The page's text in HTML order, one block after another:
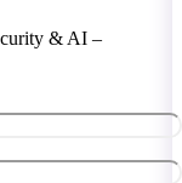
& AI –